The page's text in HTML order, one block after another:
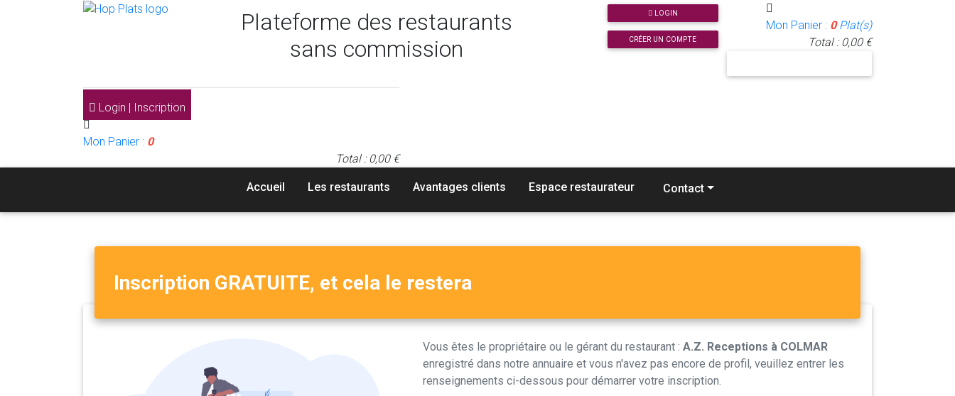
Plateforme des restaurants
sans commission
LOGIN
CRÉER UN COMPTE
Mon Panier : 0Plat(s)
Total : 0,00 €
Login | Inscription
Mon Panier : 0
Total : 0,00 €
Accueil Les restaurants Avantages clients Espace restaurateur Contact
Inscription GRATUITE, et cela le restera
Vous êtes le propriétaire ou le gérant du restaurant : A.Z. Receptions à COLMAR
enregistré dans notre annuaire et vous n'avez pas encore de profil, veuillez entrer les
renseignements ci-dessous pour démarrer votre inscription.